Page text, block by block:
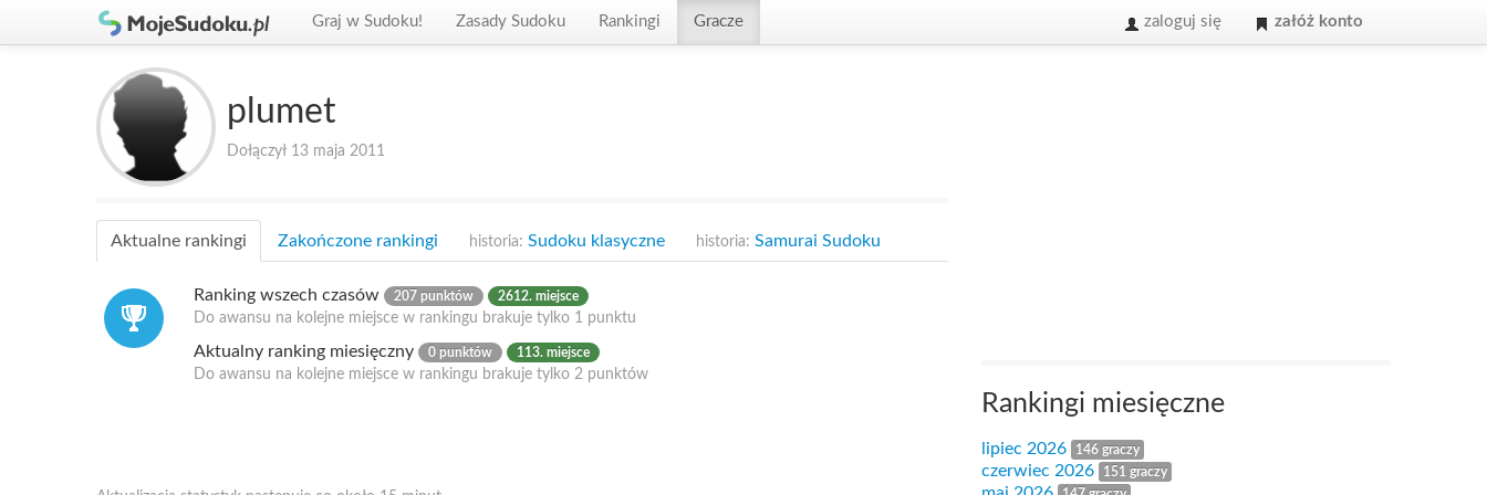
Graj w Sudoku! Zasady Sudoku Rankingi Gracze zaloguj się załóż konto
plumet
Dołączył 13 maja 2011
Aktualne rankingi Zakończone rankingi historia: Sudoku klasyczne historia: Samurai Sudoku
Ranking wszech czasów 207 punktów 2612. miejsce
Do awansu na kolejne miejsce w rankingu brakuje tylko 1 punktu
Aktualny ranking miesięczny 0 punktów 113. miejsce
Do awansu na kolejne miejsce w rankingu brakuje tylko 2 punktów
Rankingi miesięczne
lipiec 2026 146 graczy
czerwiec 2026 151 graczy